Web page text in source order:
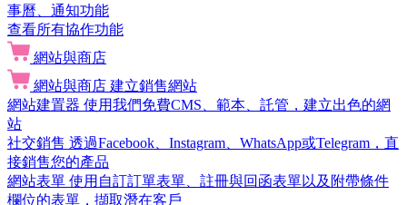
事曆、通知功能
查看所有協作功能
網站與商店
網站與商店 建立銷售網站
網站建置器 使用我們免費CMS、範本、託管，建立出色的網
站
社交銷售 透過Facebook、Instagram、WhatsApp或Telegram，直
接銷售您的產品
網站表單 使用自訂訂單表單、註冊與回函表單以及附帶條件
欄位的表單，擷取潛在客戶